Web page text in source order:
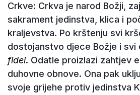
Crkve: Crkva je narod Božji,
sakrament jedinstva, klica i
kraljevstva. Po krštenju svi
dostojanstvo djece Božje i svi
fidei. Odatle proizlazi zahtjev
duhovne obnove. Ona pak
svoje grijehe protiv jedinstva